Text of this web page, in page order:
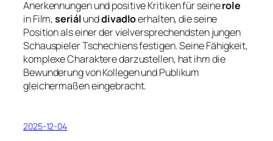
Anerkennungen und positive Kritiken für seinerole
in Film,seriálunddivadloerhalten, die seine
Position als einer der vielversprechendsten jungen
Schauspieler Tschechiens festigen. Seine Fähigkeit,
komplexe Charaktere darzustellen, hat ihm die
Bewunderung von Kollegen und Publikum
gleichermaßen eingebracht.
2025-12-04